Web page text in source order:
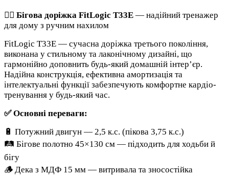
🏃‍♂️ Бігова доріжка FitLogic T33E — надійний тренажер
для дому з ручним нахилом
FitLogic T33E — сучасна доріжка третього покоління,
виконана у стильному та лаконічному дизайні, що
гармонійно доповнить будь-який домашній інтер’єр.
Надійна конструкція, ефективна амортизація та
інтелектуальні функції забезпечують комфортне кардіо-
тренування у будь-який час.
✅ Основні переваги:
🔋 Потужний двигун — 2,5 к.с. (пікова 3,75 к.с.)
🛤️ Бігове полотно 45×130 см — підходить для ходьби й
бігу
🪵 Дека з МДФ 15 мм — витривала та зносостійка